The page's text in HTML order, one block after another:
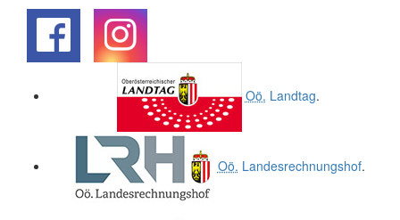
Oö. Landtag.
Oö. Landesrechnungshof.